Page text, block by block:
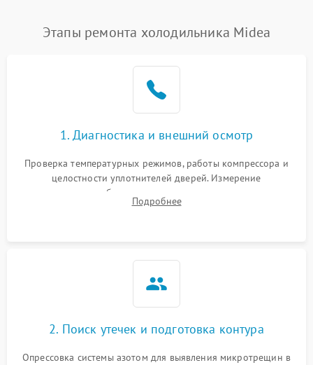
Поломка системы No Frost 2600 ₽ Подробнее →
работе
2000 ₽ Подробнее →
1000 ₽
1800 ₽
Этапы ремонта холодильника Midea
1. Диагностика и внешний осмотр
Проверка температурных режимов, работы компрессора и
целостности уплотнителей дверей. Измерение
сопротивления обмоток мотора, проверка термостата и
считывание кодов ошибок с электронного дисплея.
Подробнее
2. Поиск утечек и подготовка контура
Опрессовка системы азотом для выявления микротрещин в